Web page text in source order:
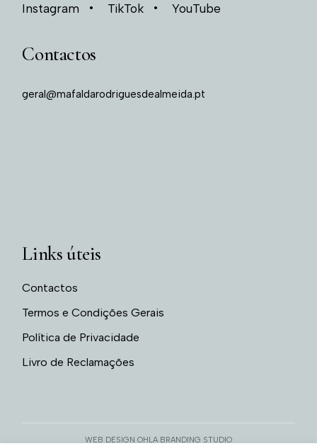
Instagram TikTok YouTube
Contactos
geral@mafaldarodriguesdealmeida.pt
Links úteis
Contactos
Termos e Condições Gerais
Política de Privacidade
Livro de Reclamações
WEB DESIGN OHLA BRANDING STUDIO